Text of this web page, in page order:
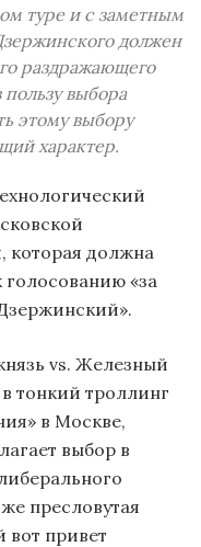
туре и с заметным
должен
раздражающего
выбора
этому выбору
характер.
которая должна
голосованию «за
vs. Железный
тонкий троллинг
в Москве,
выбор в
пресловутая
вот привет